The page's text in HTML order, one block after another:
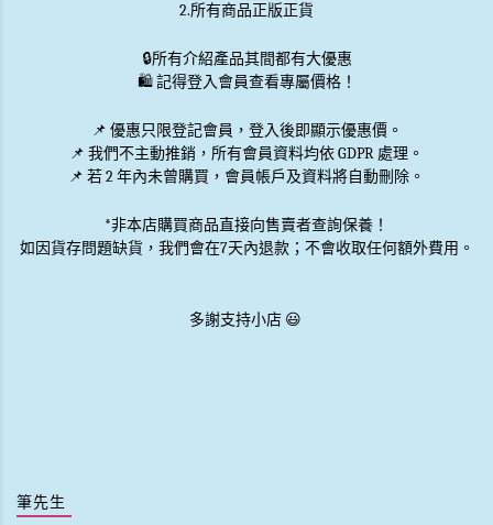
2.所有商品正版正貨
🔒所有介紹產品其間都有大優惠
🛍️ 記得登入會員查看專屬價格！
📌 優惠只限登記會員 ，登入後即顯示優惠價。
📌 我們不主動推銷 ，所有會員資料均依 GDPR 處理。
📌 若 2 年內未曾購買，會員帳戶及資料將自動刪除。
*非本店購買商品直接向售賣者查詢保養！
如因貨存問題缺貨，我們會在7天內退款；不會收取任何額外費用。
多謝支持小店 😃
筆先生